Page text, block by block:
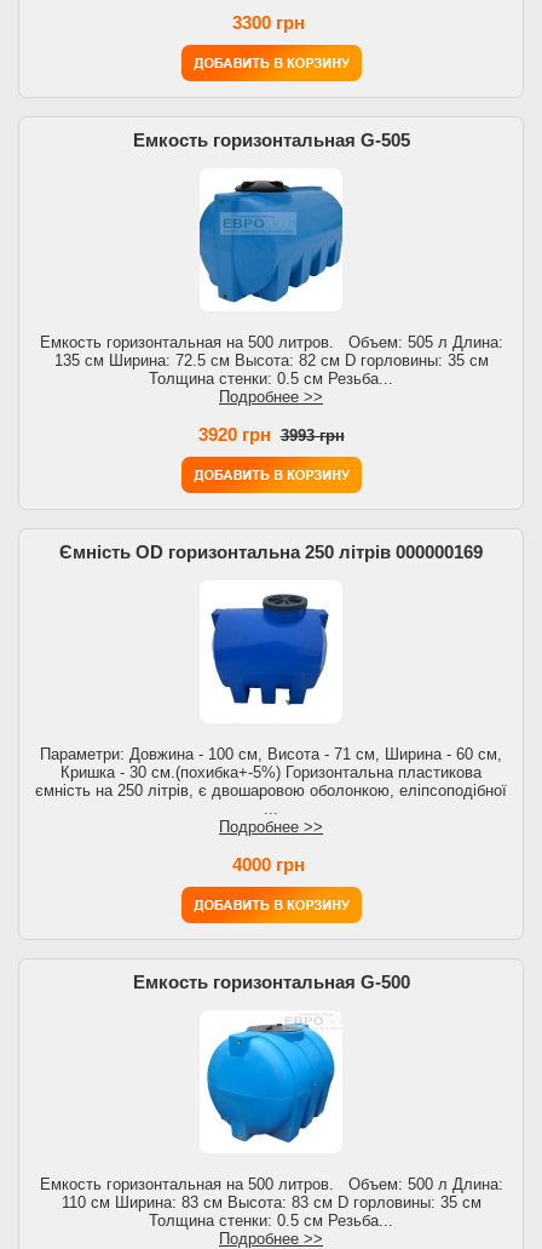
3300 грн
Емкость горизонтальная G-505
Емкость горизонтальная на 500 литров. Объем: 505 л Длина:
135 см Ширина: 72.5 см Высота: 82 см D горловины: 35 см
Толщина стенки: 0.5 см Резьба...
Подробнее >>
3920 грн 3993 грн
Ємність OD горизонтальна 250 літрів 000000169
Параметри: Довжина - 100 см, Висота - 71 см, Ширина - 60 см,
Кришка - 30 см.(похибка+-5%) Горизонтальна пластикова
ємність на 250 літрів, є двошаровою оболонкою, еліпсоподібної
...
Подробнее >>
4000 грн
Емкость горизонтальная G-500
Емкость горизонтальная на 500 литров. Объем: 500 л Длина:
110 см Ширина: 83 см Высота: 83 см D горловины: 35 см
Толщина стенки: 0.5 см Резьба...
Подробнее >>